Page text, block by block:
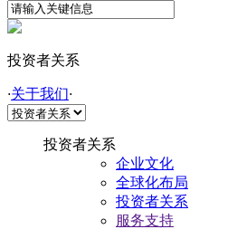
投资者关系
·关于我们·
投资者关系
企业文化
全球化布局
投资者关系
服务支持